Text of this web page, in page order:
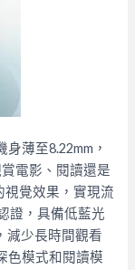
薄至8.22mm，
賞電影、閱讀還是
視覺效果，實現流
證，具備低藍光
減少長時間觀看
色模式和閱讀模